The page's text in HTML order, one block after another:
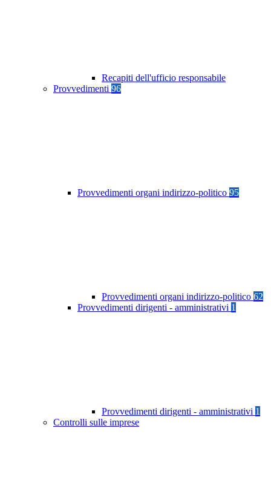
Recapiti dell'ufficio responsabile
Provvedimenti 96
Provvedimenti organi indirizzo-politico 95
Provvedimenti organi indirizzo-politico 62
Provvedimenti dirigenti - amministrativi 1
Provvedimenti dirigenti - amministrativi 1
Controlli sulle imprese